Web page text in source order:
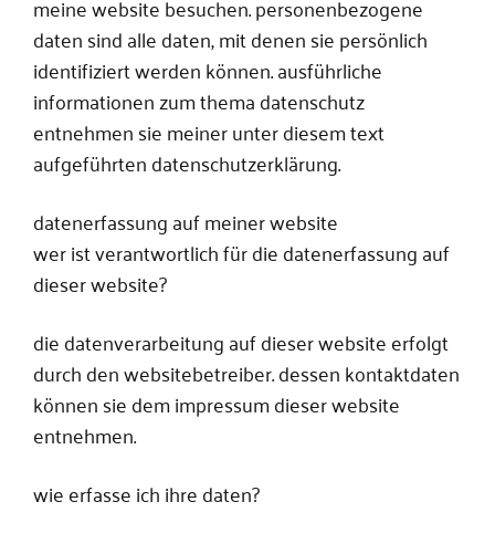
meine website besuchen. personenbezogene
daten sind alle daten, mit denen sie persönlich
identifiziert werden können. ausführliche
informationen zum thema datenschutz
entnehmen sie meiner unter diesem text
aufgeführten datenschutzerklärung.
datenerfassung auf meiner website
wer ist verantwortlich für die datenerfassung auf
dieser website?
die datenverarbeitung auf dieser website erfolgt
durch den websitebetreiber. dessen kontaktdaten
können sie dem impressum dieser website
entnehmen.
wie erfasse ich ihre daten?